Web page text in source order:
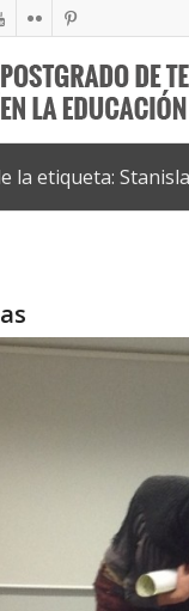
la etiqueta: